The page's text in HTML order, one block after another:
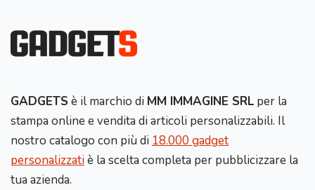
GADGETS è il marchio di MM IMMAGINE SRL per la
stampa online e vendita di articoli personalizzabili. Il
nostro catalogo con più di 18.000 gadget
personalizzatiè la scelta completa per pubblicizzare la
tua azienda.